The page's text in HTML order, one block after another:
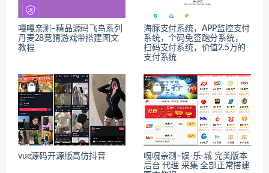
嘎嘎亲测–精品源码飞鸟系列
丹麦28竞猜游戏带搭建图文
教程
海豚支付系统，APP监控支付
系统，个码免签跑分系统，
扫码支付系统，价值2.5万的
支付系统
vue源码开源版高仿抖音
嘎嘎亲测–娱-乐-城 完美版本
后台 代理 采集 全部正常搭建